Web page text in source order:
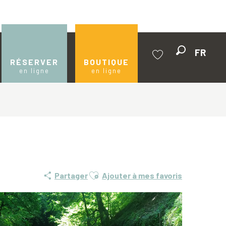
RÉSERVER
en ligne
BOUTIQUE
en ligne
FR
PartagerAjouter aux favoris
Ajouter à mes favoris